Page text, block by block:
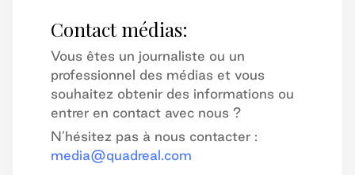
Contact médias:
Vous êtes un journaliste ou un
professionnel des médias et vous
souhaitez obtenir des informations ou
entrer en contact avec nous ?
N’hésitez pas à nous contacter :
media@quadreal.com